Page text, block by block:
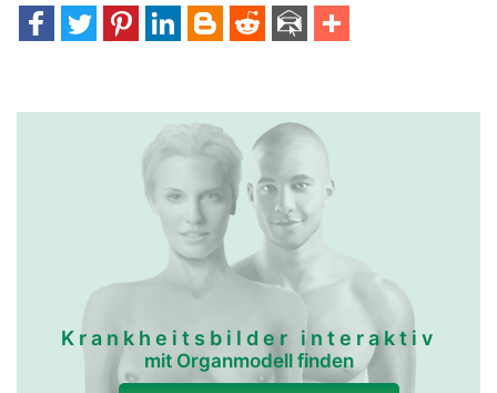
Krankheitsbilder interaktiv
mit Organmodell finden